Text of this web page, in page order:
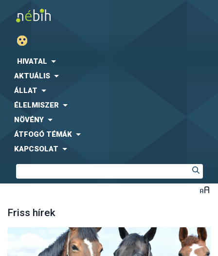
HIVATAL
AKTUÁLIS
ÁLLAT
ÉLELMISZER
NÖVÉNY
ÁTFOGÓ TÉMÁK
KAPCSOLAT
Friss hírek